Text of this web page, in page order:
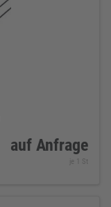
auf Anfrage
je 1 St